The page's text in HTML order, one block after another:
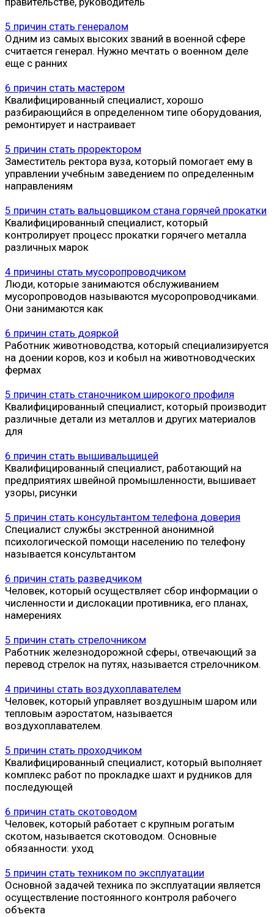
5 причин стать генералом
Одним из самых высоких званий в военной сфере
считается генерал. Нужно мечтать о военном деле
еще с ранних
6 причин стать мастером
Квалифицированный специалист, хорошо
разбирающийся в определенном типе оборудования,
ремонтирует и настраивает
5 причин стать проректором
Заместитель ректора вуза, который помогает ему в
управлении учебным заведением по определенным
направлениям
5 причин стать вальцовщиком стана горячей прокатки
Квалифицированный специалист, который
контролирует процесс прокатки горячего металла
различных марок
4 причины стать мусоропроводчиком
Люди, которые занимаются обслуживанием
мусоропроводов называются мусоропроводчиками.
Они занимаются как
6 причин стать дояркой
Работник животноводства, который специализируется
на доении коров, коз и кобыл на животноводческих
фермах
5 причин стать станочником широкого профиля
Квалифицированный специалист, который производит
различные детали из металлов и других материалов
для
6 причин стать вышивальщицей
Квалифицированный специалист, работающий на
предприятиях швейной промышленности, вышивает
узоры, рисунки
5 причин стать консультантом телефона доверия
Специалист службы экстренной анонимной
психологической помощи населению по телефону
называется консультантом
6 причин стать разведчиком
Человек, который осуществляет сбор информации о
численности и дислокации противника, его планах,
намерениях
5 причин стать стрелочником
Работник железнодорожной сферы, отвечающий за
перевод стрелок на путях, называется стрелочником.
4 причины стать воздухоплавателем
Человек, который управляет воздушным шаром или
тепловым аэростатом, называется
воздухоплавателем.
5 причин стать проходчиком
Квалифицированный специалист, который выполняет
комплекс работ по прокладке шахт и рудников для
последующей
6 причин стать скотоводом
Человек, который работает с крупным рогатым
скотом, называется скотоводом. Основные
обязанности: уход
5 причин стать техником по эксплуатации
Основной задачей техника по эксплуатации является
осуществление постоянного контроля рабочего
объекта